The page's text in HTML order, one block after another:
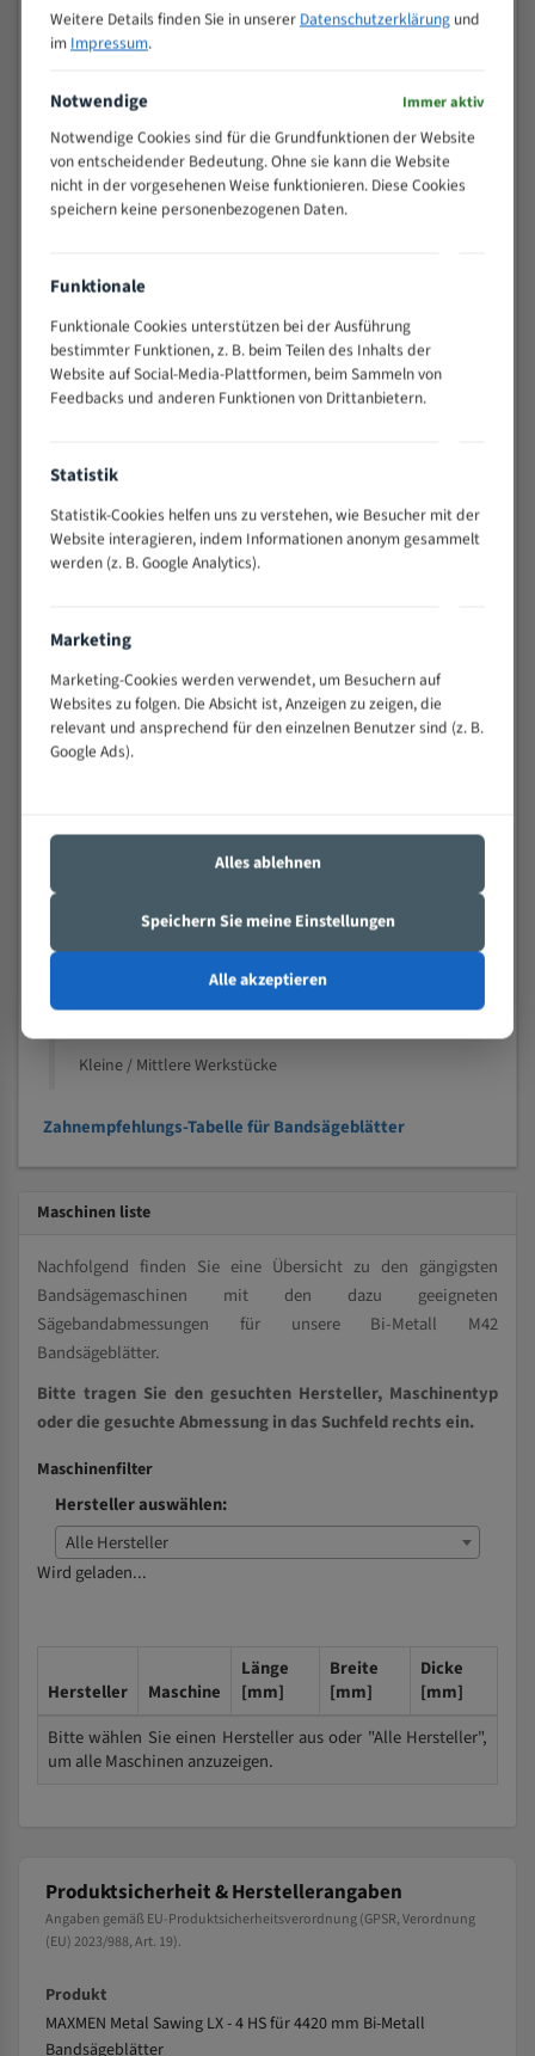
15 - 40
8/12
25 - 50
50 - 120
80 - 180
3/4
130 -
350
2/3
150 -
200 -
600
> 500
0,75/1,25
Vorteile:
Vielseitiges Bandsägeblatt für verschiedenste
Widerstandsfähig gegen Zahnbruch auch bei
wechselnde Verbindungslängen)
Sehr geringe Vibration
Technische Beschreibung:
Positiver Spanwinkel
Bandkörper aus hochlegiertem Federstahl
Legierte HSS-beschichtete Zahnspitzen
Nichteisenmetalle
Speziell entwickelt für Profile / Rohre
Kleine und mittlere Profile / Kleine Durchmesser
Kleine / Mittlere Werkstücke
Zahnempfehlungs-Tabelle für Bandsägeblätter
Maschinen liste
Nachfolgend finden Sie eine Übersicht zu den gängigsten
Bandsägemaschinen mit den dazu geeigneten
Sägebandabmessungen für unsere Bi-Metall M42
Bandsägeblätter.
Bitte tragen Sie den gesuchten Hersteller, Maschinentyp
oder die gesuchte Abmessung in das Suchfeld rechts ein.
Maschinenfilter
Hersteller auswählen:
Alle Hersteller
Wird geladen...
Hersteller Maschine
Länge
[mm]
Breite
[mm]
Dicke
[mm]
Bitte wählen Sie einen Hersteller aus oder "Alle Hersteller",
um alle Maschinen anzuzeigen.
Produktsicherheit & Herstellerangaben
Angaben gemäß EU-Produktsicherheitsverordnung (GPSR, Verordnung
(EU) 2023/988, Art. 19).
Produkt
MAXMEN Metal Sawing LX - 4 HS für 4420 mm Bi-Metall
Bandsägeblätter
Weitere Details finden Sie in unserer Datenschutzerklärungund
im Impressum.
Notwendige Immer aktiv
Notwendige Cookies sind für die Grundfunktionen der Website
von entscheidender Bedeutung. Ohne sie kann die Website
nicht in der vorgesehenen Weise funktionieren. Diese Cookies
speichern keine personenbezogenen Daten.
Funktionale
Funktionale Cookies unterstützen bei der Ausführung
bestimmter Funktionen, z. B. beim Teilen des Inhalts der
Website auf Social-Media-Plattformen, beim Sammeln von
Feedbacks und anderen Funktionen von Drittanbietern.
Statistik
Statistik-Cookies helfen uns zu verstehen, wie Besucher mit der
Website interagieren, indem Informationen anonym gesammelt
werden (z. B. Google Analytics).
Marketing
Marketing-Cookies werden verwendet, um Besuchern auf
Websites zu folgen. Die Absicht ist, Anzeigen zu zeigen, die
relevant und ansprechend für den einzelnen Benutzer sind (z. B.
Google Ads).
Alles ablehnen
Speichern Sie meine Einstellungen
Alle akzeptieren